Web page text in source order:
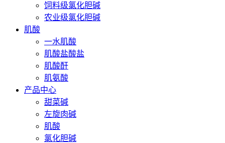
饲料级氯化胆碱
农业级氯化胆碱
肌酸
一水肌酸
肌酸盐酸盐
肌酸酐
肌氨酸
产品中心
甜菜碱
左旋肉碱
肌酸
氯化胆碱